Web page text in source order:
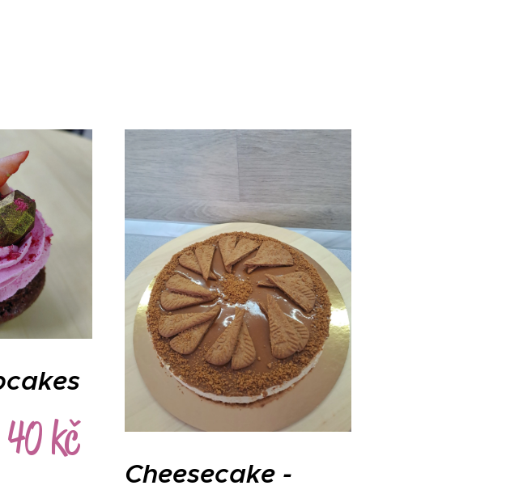
40 kč
Cheesecake -